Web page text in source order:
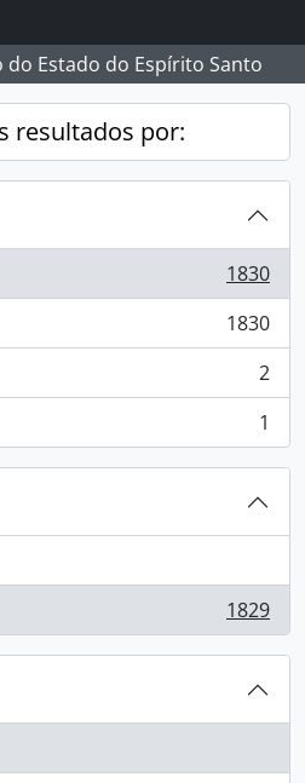
Estado do Espírito Santo
resultados por:
1830
1830
2
1
1829